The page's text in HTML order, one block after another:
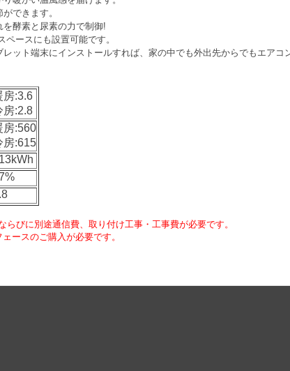
できます。
酵素と尿素の力で制御!
ースにも設置可能です。
ット端末にインストールすれば、家の中でも外出先からでもエアコ
房:3.6
房:2.8
房:560
房:615
びに別途通信費、取り付け工事・工事費が必要です。
ースのご購入が必要です。